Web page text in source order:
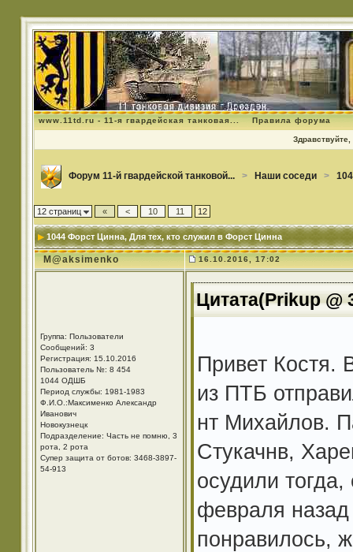
www.11td.ru - 11-я гвардейская танковая... Правила форума
Здравствуйте,
Форум 11-й гвардейской танковой... > Наши соседи >
12 страниц « < 10 11 12
1044 Форст Цинна, Для тех, кто служил в Форст Цинна
M@aksimenko 16.10.2016, 17:02
Группа: Пользователи
Сообщений: 3
Регистрация: 15.10.2016
Пользователь №: 8 454
1044 ОДШБ
Период службы: 1981-1983
Ф.И.О.:Максименко Александр
Иванович
Новокузнецк
Подразделение: Часть не помню, 3
рота, 2 рота
Супер защита от ботов: 3468-3897-
54-913
Цитата(Prikup @
Привет Костя.
из ПТБ
нт Михайлов.
Стукачнв,
осудили
февраля назад
понравилось,